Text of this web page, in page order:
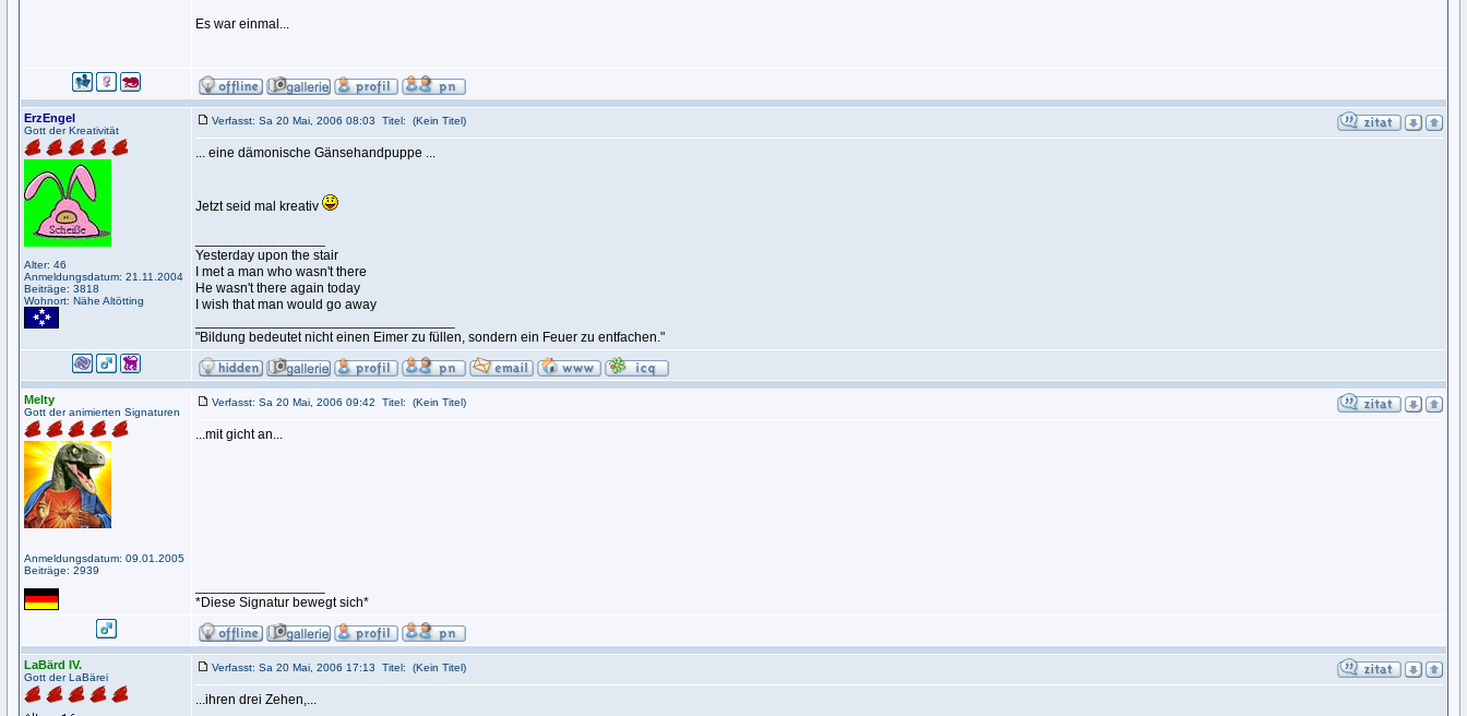
Es war einmal...
ErzEngel
Gott der Kreativität
Alter: 46
Anmeldungsdatum: 21.11.2004
Beiträge: 3818
Wohnort: Nähe Altötting
Verfasst: Sa 20 Mai, 2006 08:03 Titel: (Kein Titel)
... eine dämonische Gänsehandpuppe ...
Jetzt seid mal kreativ
Yesterday upon the stair
I met a man who wasn't there
He wasn't there again today
I wish that man would go away
"Bildung bedeutet nicht einen Eimer zu füllen, sondern ein Feuer zu entfachen."
Melty
Gott der animierten Signaturen
Anmeldungsdatum: 09.01.2005
Beiträge: 2939
Verfasst: Sa 20 Mai, 2006 09:42 Titel: (Kein Titel)
...mit gicht an...
*Diese Signatur bewegt sich*
LaBärd IV.
Gott der LaBärei
Verfasst: Sa 20 Mai, 2006 17:13 Titel: (Kein Titel)
...ihren drei Zehen,...